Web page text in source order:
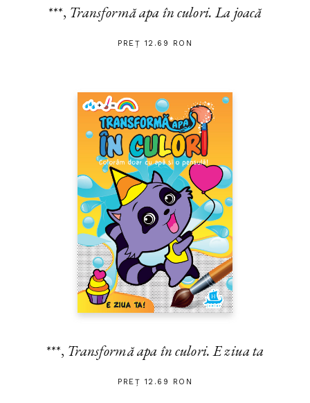
***, Transformă apa în culori. La joacă
PREȚ 12.69 RON
***, Transformă apa în culori. E ziua ta
PREȚ 12.69 RON